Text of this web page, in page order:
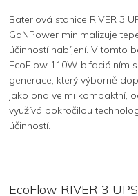
Bateriová stanice RIVER 3
GaNPower minimalizuje
účinností nabíjení. V tomto
EcoFlow 110W bifaciálním
generace, který výborně
jako ona velmi kompaktní,
využívá pokročilou
účinností.
EcoFlow RIVER 3 UPS